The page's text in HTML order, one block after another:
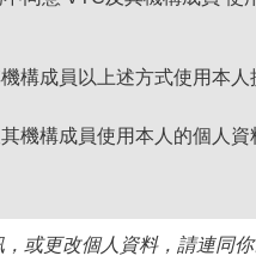
構成員以上述方式使用本
機構成員使用本人的個人
或更改個人資料，請連同